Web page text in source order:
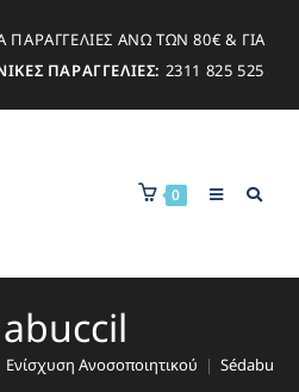
ΠΑΡΑΓΓΕΛΙΕΣ ΑΝΩ ΤΩΝ 80€ & ΓΙΑ
ΠΑΡΑΓΓΕΛΙΕΣ: 2311 825 525
0
Ενίσχυση Ανοσοποιητικού | Sédabuccil